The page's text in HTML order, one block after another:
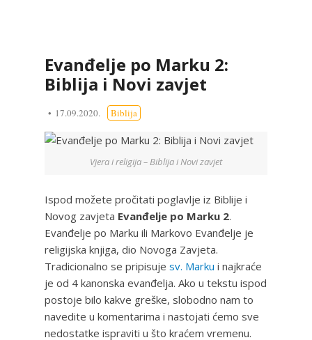
Evanđelje po Marku 2:
Biblija i Novi zavjet
17.09.2020. Biblija
Vjera i religija – Biblija i Novi zavjet
Ispod možete pročitati poglavlje iz Biblije i
Novog zavjeta Evanđelje po Marku 2.
Evanđelje po Marku ili Markovo Evanđelje je
religijska knjiga, dio Novoga Zavjeta.
Tradicionalno se pripisuje sv. Marku i najkraće
je od 4 kanonska evanđelja. Ako u tekstu ispod
postoje bilo kakve greške, slobodno nam to
navedite u komentarima i nastojati ćemo sve
nedostatke ispraviti u što kraćem vremenu.